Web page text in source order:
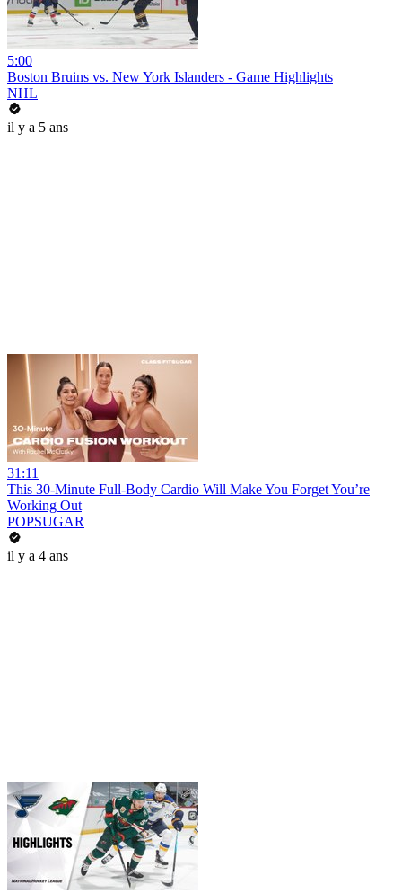
5:00
Boston Bruins vs. New York Islanders - Game Highlights
NHL
il y a 5 ans
31:11
This 30-Minute Full-Body Cardio Will Make You Forget You’re
Working Out
POPSUGAR
il y a 4 ans